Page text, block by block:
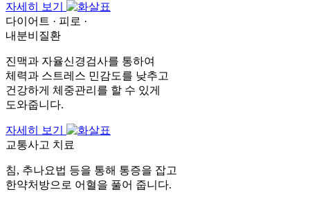
자세히 보기
다이어트 · 피로 ·
내분비질환
진맥과 자율신경검사를 통하여
체력과 스트레스 민감도를 낮추고
건강하게 체중관리를 할 수 있게
도와줍니다.
자세히 보기
교통사고 치료
침, 추나요법 등을 통해 통증을 잡고
한약처방으로 어혈을 풀어 줍니다.